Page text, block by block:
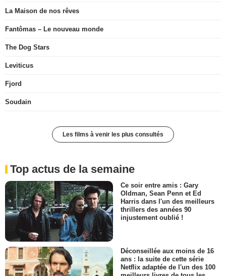
La Maison de nos rêves
Fantômas – Le nouveau monde
The Dog Stars
Leviticus
Fjord
Soudain
Les films à venir les plus consultés
Top actus de la semaine
Ce soir entre amis : Gary
Oldman, Sean Penn et Ed
Harris dans l'un des meilleurs
thrillers des années 90
injustement oublié !
Déconseillée aux moins de 16
ans : la suite de cette série
Netflix adaptée de l'un des 100